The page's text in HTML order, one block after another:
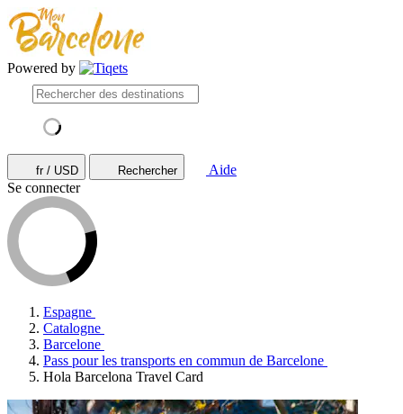
Powered by
fr / USD Rechercher
Aide
Se connecter
Espagne
Catalogne
Barcelone
Pass pour les transports en commun de Barcelone
Hola Barcelona Travel Card